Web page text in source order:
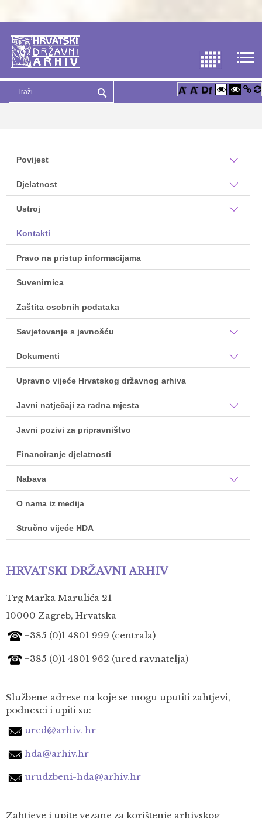
Povijest
Djelatnost
Ustroj
Kontakti
Pravo na pristup informacijama
Suvenirnica
Zaštita osobnih podataka
Savjetovanje s javnošću
Dokumenti
Upravno vijeće Hrvatskog državnog arhiva
Javni natječaji za radna mjesta
Javni pozivi za pripravništvo
Financiranje djelatnosti
Nabava
O nama iz medija
Stručno vijeće HDA
HRVATSKI DRŽAVNI ARHIV
Trg Marka Marulića 21
10000 Zagreb, Hrvatska
+385 (0)1 4801 999 (centrala)
+385 (0)1 4801 962 (ured ravnatelja)
Službene adrese na koje se mogu uputiti zahtjevi,
podnesci i upiti su:
ured@arhiv. hr
hda@arhiv.hr
urudzbeni-hda@arhiv.hr
Zahtjeve i upite vezane za korištenje arhivskog